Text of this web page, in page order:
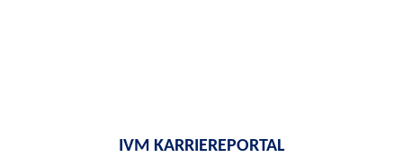
IVM KARRIEREPORTAL